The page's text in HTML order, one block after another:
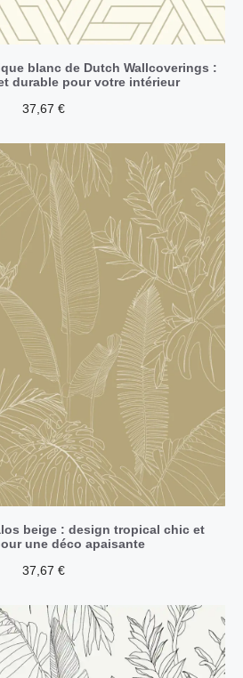
blanc de Dutch Wallcoverings :
durable pour votre intérieur
37,67 €
beige : design tropical chic et
une déco apaisante
37,67 €